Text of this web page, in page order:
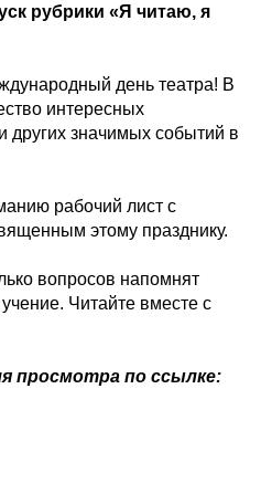
рубрики «Я читаю, я
день театра! В
интересных
других значимых событий в
рабочий лист с
этому празднику.
вопросов напомнят
Читайте вместе с
просмотра по ссылке: